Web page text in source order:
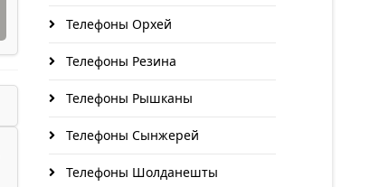
Телефоны Орхей
Телефоны Резина
Телефоны Рышканы
Телефоны Сынжерей
Телефоны Шолданешты